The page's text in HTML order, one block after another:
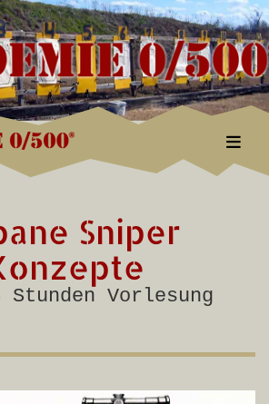
Sniper
Vorlesung